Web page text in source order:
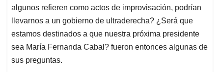
algunos refieren como actos de improvisación, podrían
llevarnos a un gobierno de ultraderecha? ¿Será que
estamos destinados a que nuestra próxima presidente
sea María Fernanda Cabal? fueron entonces algunas de
sus preguntas.